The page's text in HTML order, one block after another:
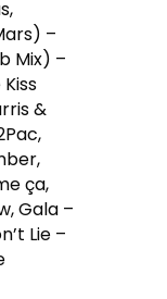
–
Mix) –
&
ça,
Gala –
Lie –